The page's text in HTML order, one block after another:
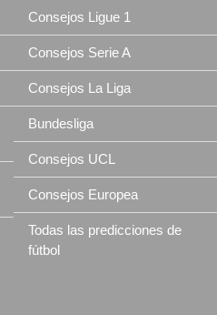
Consejos Ligue 1
Consejos Serie A
Consejos La Liga
Bundesliga
Consejos UCL
Consejos Europea
Todas las predicciones de
fútbol